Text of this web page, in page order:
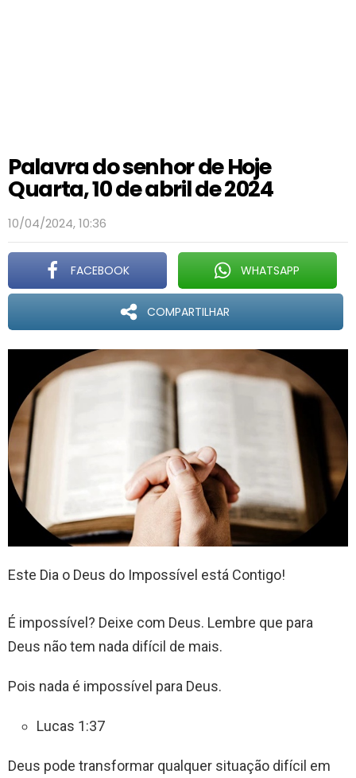
Palavra do senhor de Hoje
Quarta, 10 de abril de 2024
10/04/2024, 10:36
FACEBOOK WHATSAPP
COMPARTILHAR
Este Dia o Deus do Impossível está Contigo!
É impossível? Deixe com Deus. Lembre que para
Deus não tem nada difícil de mais.
Pois nada é impossível para Deus.
Lucas 1:37
Deus pode transformar qualquer situação difícil em